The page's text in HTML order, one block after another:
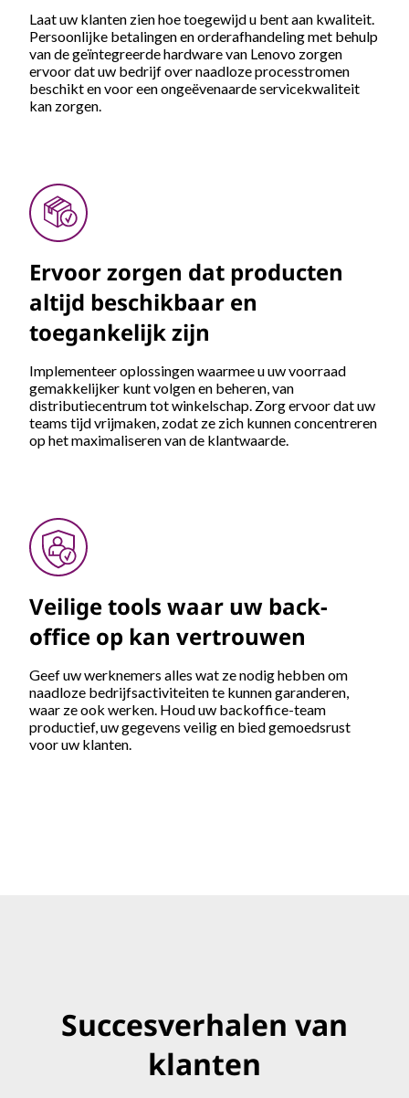
Laat uw klanten zien hoe toegewijd u bent aan kwaliteit.
Persoonlijke betalingen en orderafhandeling met behulp
van de geïntegreerde hardware van Lenovo zorgen
ervoor dat uw bedrijf over naadloze processtromen
beschikt en voor een ongeëvenaarde servicekwaliteit
kan zorgen.
Ervoor zorgen dat producten
altijd beschikbaar en
toegankelijk zijn
Implementeer oplossingen waarmee u uw voorraad
gemakkelijker kunt volgen en beheren, van
distributiecentrum tot winkelschap. Zorg ervoor dat uw
teams tijd vrijmaken, zodat ze zich kunnen concentreren
op het maximaliseren van de klantwaarde.
Veilige tools waar uw back-
office op kan vertrouwen
Geef uw werknemers alles wat ze nodig hebben om
naadloze bedrijfsactiviteiten te kunnen garanderen,
waar ze ook werken. Houd uw backoffice-team
productief, uw gegevens veilig en bied gemoedsrust
voor uw klanten.
Succesverhalen van
klanten